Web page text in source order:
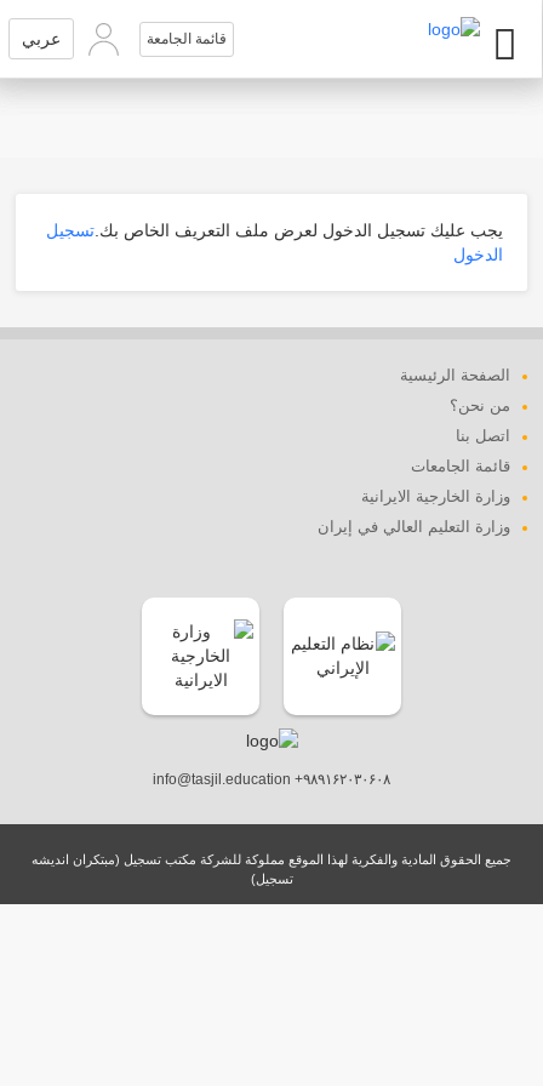
قائمة الجامعة عربي قائمة الجامعة عربي
يجب عليك تسجيل الدخول لعرض ملف التعريف الخاص بك. تسجيل
الدخول
الصفحة الرئيسية
من نحن؟
اتصل بنا
قائمة الجامعات
وزارة الخارجية الايرانية
وزارة التعليم العالي في إيران
info@tasjil.education +۹۸۹۱۶۲۰۳۰۶۰۸
جميع الحقوق المادية والفكرية لهذا الموقع مملوكة للشركة مكتب تسجيل (مبتکران اندیشه
تسجیل)